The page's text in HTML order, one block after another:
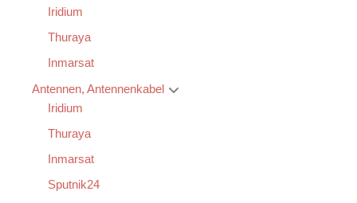
Iridium
Thuraya
Inmarsat
Antennen, Antennenkabel
Iridium
Thuraya
Inmarsat
Sputnik24